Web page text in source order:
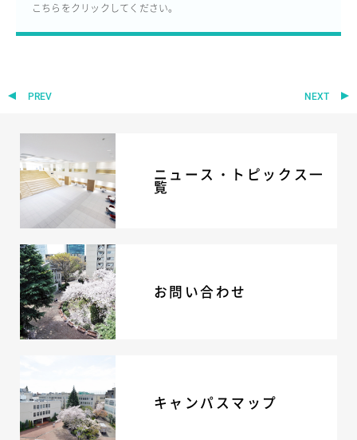
学友会
生徒の作品
入試・入学案内
入試要項
志願者速報
合格者発表
学校説明会
入試結果
入試問題
学校案内
公開行事の紹介
編入学・転入学試験
よくあるご質問
総合案内
ニュース・トピック
こちらをクリックしてください。
PREV NEXT
ニュース・トピックス一
覧
お問い合わせ
キャンパスマップ